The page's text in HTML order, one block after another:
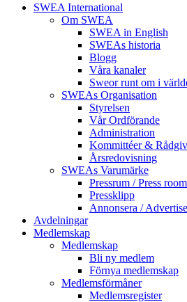
SWEA International
Om SWEA
SWEA in English
SWEAs historia
Blogg
Våra kanaler
Sweor runt om i
SWEAs Organisation
Styrelsen
Vår Ordförande
Administration
Kommittéer &
Årsredovisning
SWEAs Varumärke
Pressrum / Press room
Pressklipp
Annonsera / Advertise
Avdelningar
Medlemskap
Medlemskap
Bli ny medlem
Förnya medlemskap
Medlemsförmåner
Medlemsregister